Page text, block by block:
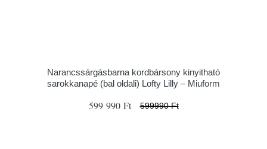
Narancssárgásbarna kordbársony kinyitható
sarokkanapé (bal oldali) Lofty Lilly – Miuform
599 990 Ft 599990 Ft